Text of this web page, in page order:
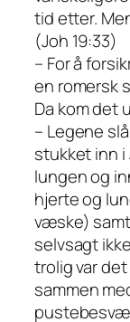
tid etter.
(Joh 19:33)
– For å
en romersk
Da kom det
– Legene
stukket inn
lungen og
hjerte og
væske)
selvsagt
trolig var
sammen